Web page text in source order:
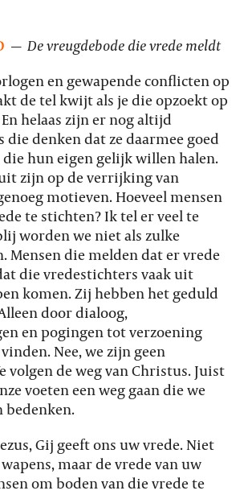
— De vreugdebode die vrede meldt
en gewapende conflicten op
de tel kwijt als je die opzoekt op
helaas zijn er nog altijd
denken dat ze daarmee goed
hun eigen gelijk willen halen.
zijn op de verrijking van
motieven. Hoeveel mensen
te stichten? Ik tel er veel te
worden we niet als zulke
Mensen die melden dat er vrede
die vredestichters vaak uit
komen. Zij hebben het geduld
door dialoog,
en pogingen tot verzoening
Nee, we zijn geen
volgen de weg van Christus. Juist
voeten een weg gaan die we
bedenken.
Gij geeft ons uw vrede. Niet
maar de vrede van uw
om boden van die vrede te